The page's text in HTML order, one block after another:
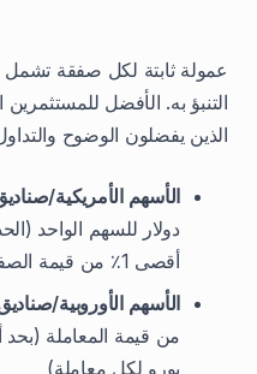
عمولة ثابتة لكل صفقة
التنبؤ به. الأفضل
الذين يفضلون الوضوح
الأسهم الأمريكية/
أقصى 1٪ من قيمة الصفقة)
الأسهم الأوروبية/
يورو لكل معاملة)